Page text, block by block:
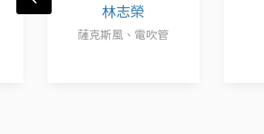
林志榮
薩克斯風、電吹管